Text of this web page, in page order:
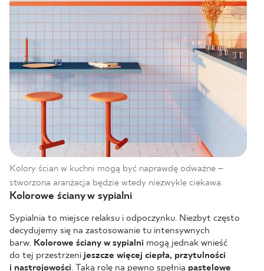
Kolory ścian w kuchni mogą być naprawdę odważne –
stworzona aranżacja będzie wtedy niezwykle ciekawa.
Kolorowe ściany w sypialni
Sypialnia to miejsce relaksu i odpoczynku. Niezbyt często
decydujemy się na zastosowanie tu intensywnych
barw. Kolorowe ściany w sypialni mogą jednak wnieść
do tej przestrzeni jeszcze więcej ciepła, przytulności
i nastrojowości. Taką rolę na pewno spełnią pastelowe